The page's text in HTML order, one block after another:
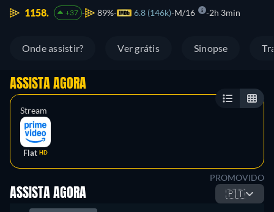
1158.
+37 89% 6.8 (146k) M/16 2h 3min
Onde assistir? Ver grátis Sinopse
ASSISTA AGORA
Stream
Flat HD
PROMOVIDO
ASSISTA AGORA 🇵🇹